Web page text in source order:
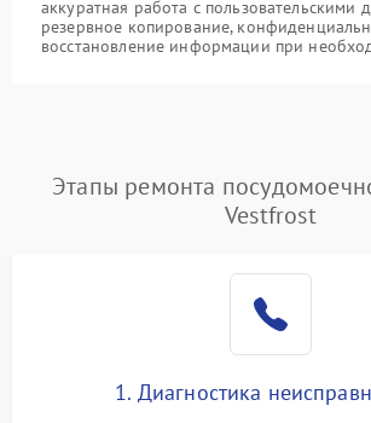
аккуратная работа с пользовательскими
резервное копирование,
восстановление информации при
Этапы ремонта
Vestfrost
1. Диагностика